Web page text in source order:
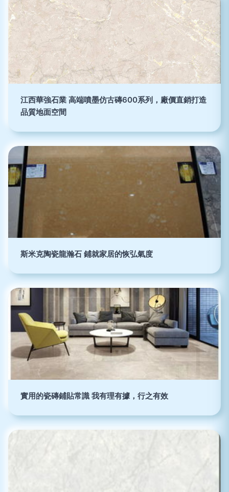
江西華強石業 高端噴墨仿古磚600系列，廠價直銷打造
品質地面空間
斯米克陶瓷龍瀚石 鋪就家居的恢弘氣度
實用的瓷磚鋪貼常識 我有理有據，行之有效